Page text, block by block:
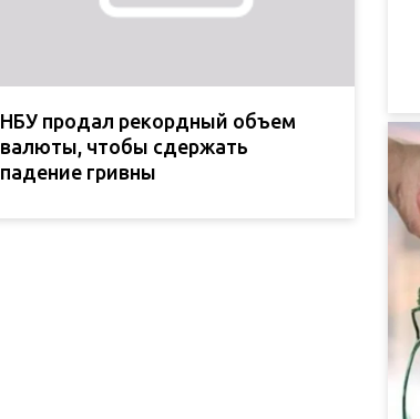
НБУ продал рекордный объем
валюты, чтобы сдержать
падение гривны